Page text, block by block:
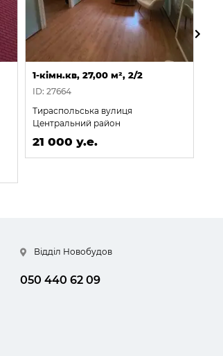
1-кімн.кв, 27,00 м², 2/2
ID: 27664
Тираспольська вулиця
Центральний район
21 000 у.е.
Відділ Новобудов
050 440 62 09